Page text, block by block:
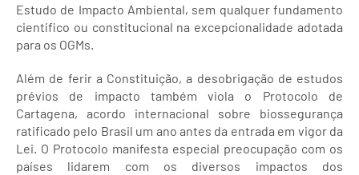
Estudo de Impacto Ambiental, sem qualquer fundamento
científico ou constitucional na excepcionalidade adotada
para os OGMs.
Além de ferir a Constituição, a desobrigação de estudos
prévios de impacto também viola o Protocolo de
Cartagena, acordo internacional sobre biossegurança
ratificado pelo Brasil um ano antes da entrada em vigor da
Lei. O Protocolo manifesta especial preocupação com os
países lidarem com os diversos impactos dos